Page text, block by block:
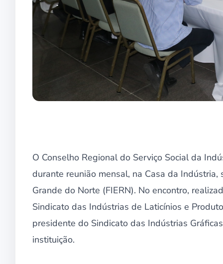
O Conselho Regional do Serviço Social da
durante reunião mensal, na Casa da
Grande do Norte (FIERN). No encontro,
Sindicato das Indústrias de Laticínios e
presidente do Sindicato das Indústrias
instituição.